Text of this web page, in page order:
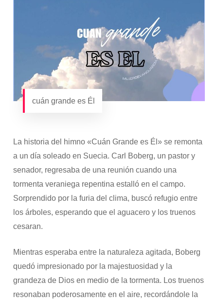
cuán grande es Él
La historia del himno «Cuán Grande es Él» se remonta
a un día soleado en Suecia. Carl Boberg, un pastor y
senador, regresaba de una reunión cuando una
tormenta veraniega repentina estalló en el campo.
Sorprendido por la furia del clima, buscó refugio entre
los árboles, esperando que el aguacero y los truenos
cesaran.
Mientras esperaba entre la naturaleza agitada, Boberg
quedó impresionado por la majestuosidad y la
grandeza de Dios en medio de la tormenta. Los truenos
resonaban poderosamente en el aire, recordándole la